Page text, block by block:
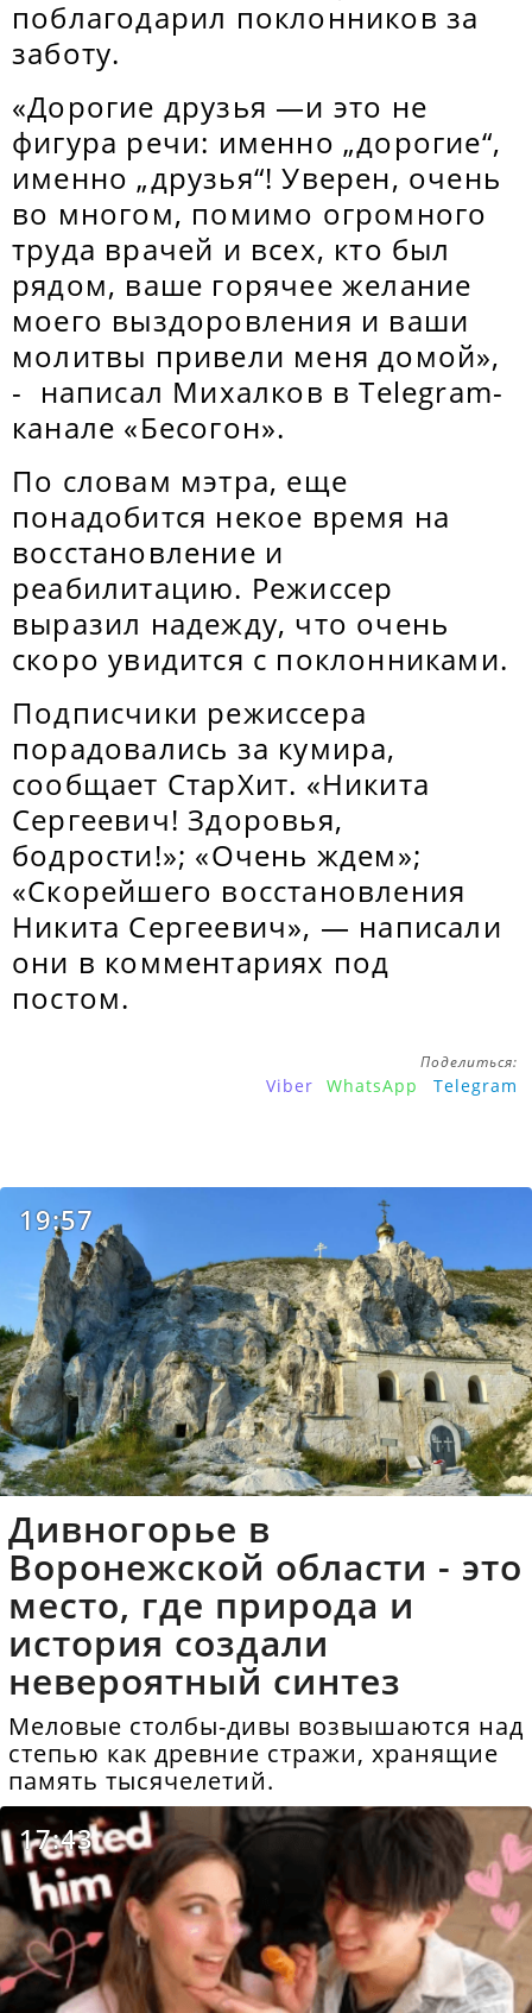
поблагодарил поклонников за
заботу.
«Дорогие друзья —и это не
фигура речи: именно „дорогие“,
именно „друзья“! Уверен, очень
во многом, помимо огромного
труда врачей и всех, кто был
рядом, ваше горячее желание
моего выздоровления и ваши
молитвы привели меня домой»,
- написал Михалков в Telegram-
канале «Бесогон».
По словам мэтра, еще
понадобится некое время на
восстановление и
реабилитацию. Режиссер
выразил надежду, что очень
скоро увидится с поклонниками.
Подписчики режиссера
порадовались за кумира,
сообщает СтарХит. «Никита
Сергеевич! Здоровья,
бодрости!»; «Очень ждем»;
«Скорейшего восстановления
Никита Сергеевич», — написали
они в комментариях под
постом.
Поделиться:
Viber WhatsApp Telegram
19:57
Дивногорье в
Воронежской области - это
место, где природа и
история создали
невероятный синтез
Меловые столбы-дивы возвышаются над
степью как древние стражи, хранящие
память тысячелетий.
17:43